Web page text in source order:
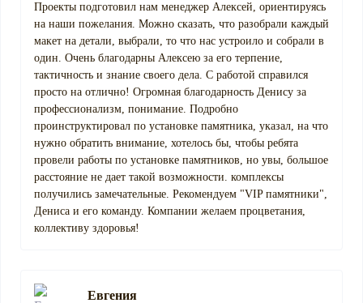
Проекты подготовил нам менеджер Алексей, ориентируясь
на наши пожелания. Можно сказать, что разобрали каждый
макет на детали, выбрали, то что нас устроило и собрали в
один. Очень благодарны Алексею за его терпение,
тактичность и знание своего дела. С работой справился
просто на отлично! Огромная благодарность Денису за
профессионализм, понимание. Подробно
проинструктировал по установке памятника, указал, на что
нужно обратить внимание, хотелось бы, чтобы ребята
провели работы по установке памятников, но увы, большое
расстояние не дает такой возможности. комплексы
получились замечательные. Рекомендуем "VIP памятники",
Дениса и его команду. Компании желаем процветания,
коллективу здоровья!
Евгения